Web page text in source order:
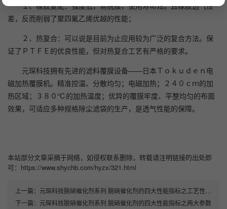
１、橡胶复配：强度低，易脱膜，使用寿命短。且橡胶透气性
差，反而削弱了聚四氟乙烯优越的性能；
２、热复合：可以说是目前为止应用较为广泛的复合方法。保
证了ＰＴＦＥ的优良性能，但对热复合工艺有严格的要求。
元琛科技拥有先进的滤料覆膜设备——日本Ｔｏｋｕｄｅｎ电
磁加热覆膜机。精准控温、分散均匀；电磁加热；２４０ｃｍ的加
热区域；３８０℃的加热温度；优异的覆膜牢度、平整均匀的布面
效果，可适应多种规格除尘滤袋的生产，是透气性能的保障。
本站部分文章采摘于网络，如侵权联系删除，转载请注明链接的出处即
可：https://www.shychb.com/hyzx/321.html
上一篇： 元琛科技脱硝催化剂系列 脱硝催化剂的四大性能指标之工艺性能与化学成分
下一篇： 元琛科技脱硝催化剂系列 脱硝催化剂的四大性能指标之两大参数